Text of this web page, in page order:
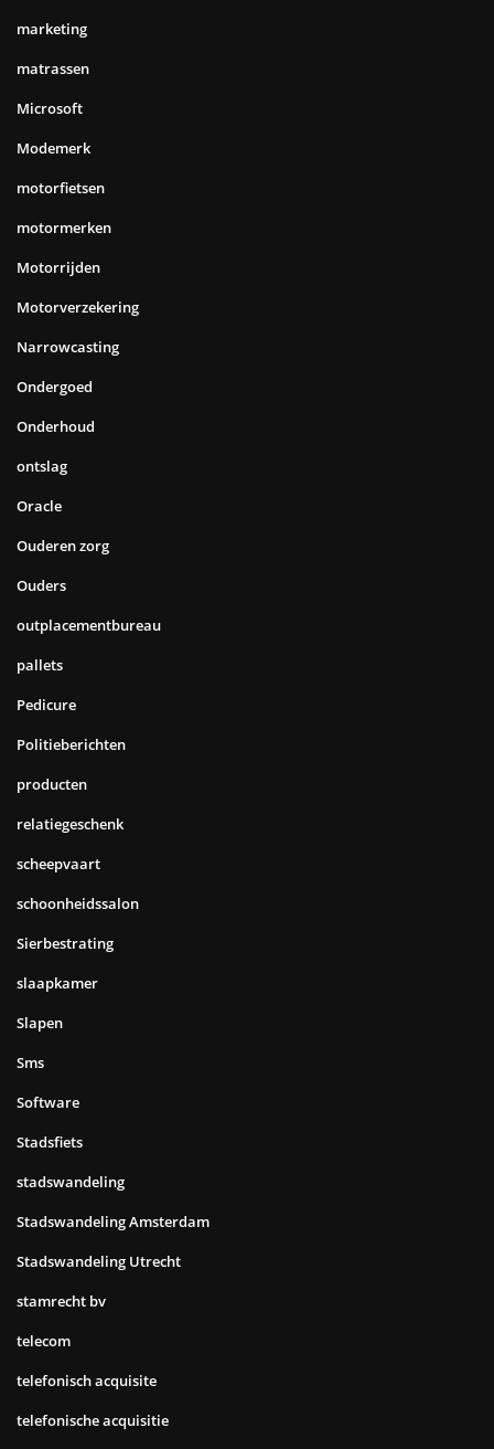
marketing
matrassen
Microsoft
Modemerk
motorfietsen
motormerken
Motorrijden
Motorverzekering
Narrowcasting
Ondergoed
Onderhoud
ontslag
Oracle
Ouderen zorg
Ouders
outplacementbureau
pallets
Pedicure
Politieberichten
producten
relatiegeschenk
scheepvaart
schoonheidssalon
Sierbestrating
slaapkamer
Slapen
Sms
Software
Stadsfiets
stadswandeling
Stadswandeling Amsterdam
Stadswandeling Utrecht
stamrecht bv
telecom
telefonisch acquisite
telefonische acquisitie